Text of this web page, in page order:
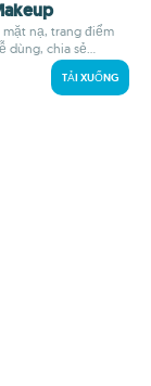
nạ, trang điểm
dùng, chia sẻ...
TẢI XUỐNG